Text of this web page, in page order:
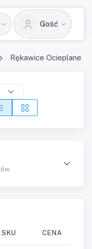
Gość
Rękawice Ocieplane
SKU CENA